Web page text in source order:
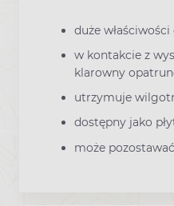
duże właściwości
w kontakcie z
klarowny
utrzymuje
dostępny jako
może